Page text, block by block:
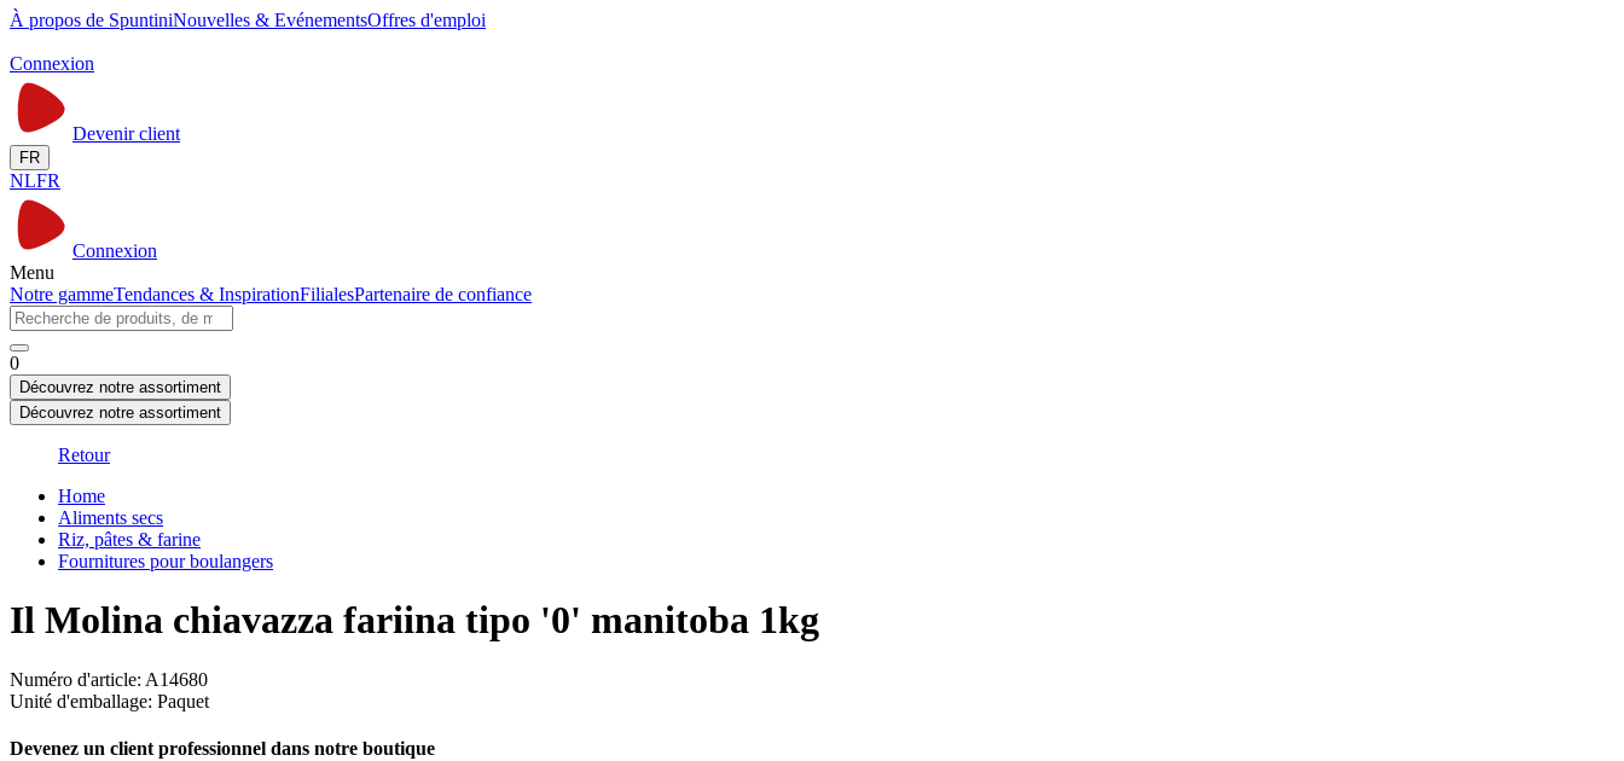
À propos de SpuntiniNouvelles & EvénementsOffres d'emploi
Connexion
Devenir client
FR
NLFR
Connexion
Menu
Notre gammeTendances & InspirationFilialesPartenaire de confiance
0
Découvrez notre assortiment
Découvrez notre assortiment
Retour
Home
Aliments secs
Riz, pâtes & farine
Fournitures pour boulangers
Il Molina chiavazza fariina tipo '0' manitoba 1kg
Numéro d'article: A14680
Unité d'emballage: Paquet
Devenez un client professionnel dans notre boutique